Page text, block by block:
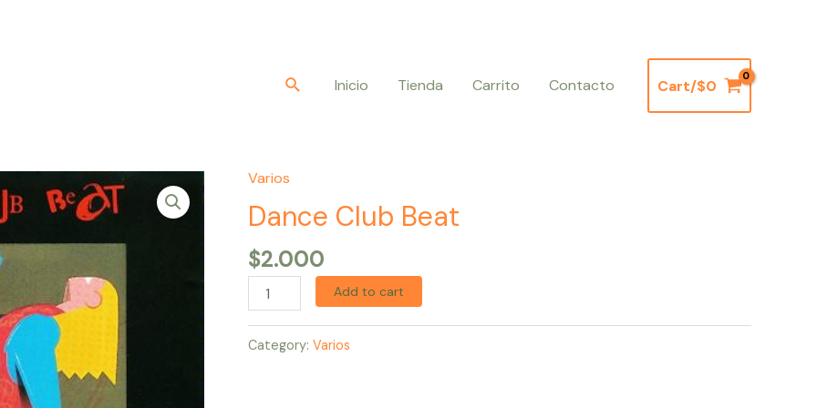
BuscarInicio Tienda Carrito Contacto Cart/$0
Varios
Dance Club Beat
$2.000
Dance
Club
Beat
quantity
Add to cart
Category: Varios